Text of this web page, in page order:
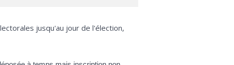
jusqu'au jour de l'élection,